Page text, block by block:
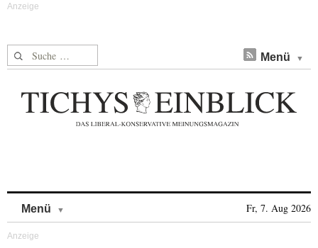
Suche nach: Menü
Menü Fr, 7. Aug 2026